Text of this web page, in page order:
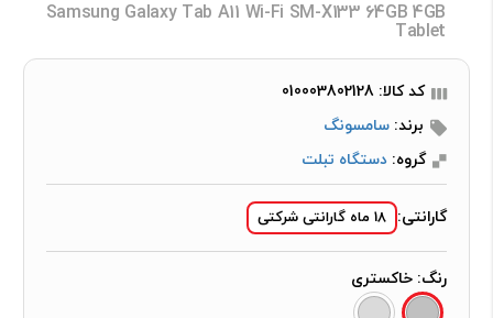
Samsung Galaxy Tab A11 Wi-Fi SM-X133 64GB 4GB
Tablet
کد کالا: 010003802128
برند: سامسونگ
گروه: دستگاه تبلت
گارانتی: 18 ماه گارانتی شرکتی
رنگ: خاکستری